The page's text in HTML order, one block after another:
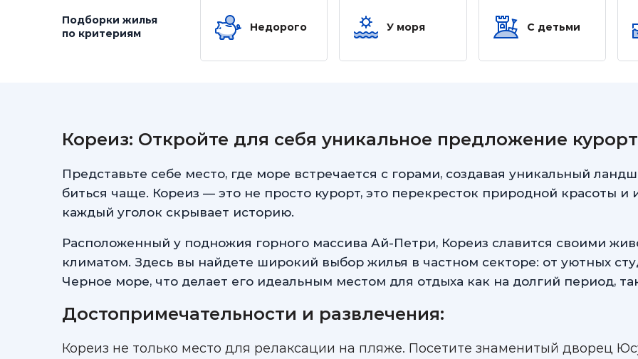
Подборки жилья
по критериям
Недорого У моря С детьми
Кореиз: Откройте для себя уникальное предложение
Представьте себе место, где море встречается с горами, создавая уникальный
биться чаще. Кореиз — это не просто курорт, это перекресток природной красоты и
каждый уголок скрывает историю.
Расположенный у подножия горного массива Ай-Петри, Кореиз славится своими
климатом. Здесь вы найдете широкий выбор жилья в частном секторе: от уютных
Черное море, что делает его идеальным местом для отдыха как на долгий период,
Достопримечательности и развлечения:
Кореиз не только место для релаксации на пляже. Посетите знаменитый дворец